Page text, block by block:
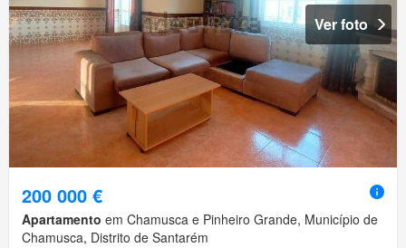
Ver foto
200 000 €
Apartamento em Chamusca e Pinheiro Grande, Município de
Chamusca, Distrito de Santarém